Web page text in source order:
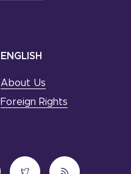
ENGLISH
About Us
Foreign Rights